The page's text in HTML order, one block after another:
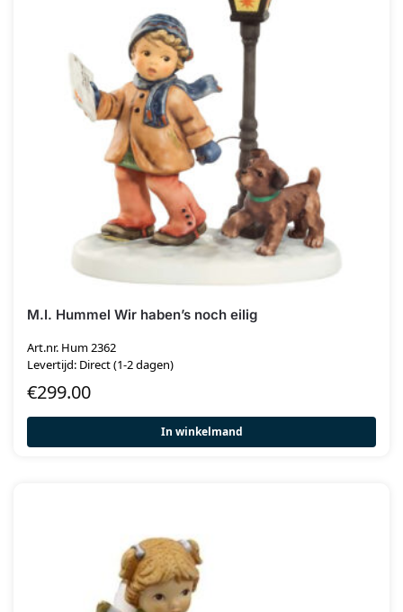
M.I. Hummel Wir haben’s noch eilig
Art.nr. Hum 2362
Levertijd: Direct (1-2 dagen)
€299.00
In winkelmand